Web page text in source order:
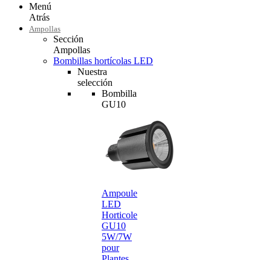
Menú
Atrás
Ampollas
Sección
Ampollas
Bombillas hortícolas LED
Nuestra
selección
Bombilla
GU10
Ampoule
LED
Horticole
GU10
5W/7W
pour